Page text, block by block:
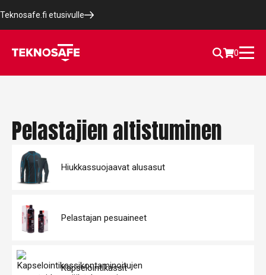
Teknosafe.fi etusivulle
0
Pelastajien altistuminen
Hiukkassuojaavat alusasut
Pelastajan pesuaineet
Kapselointikassit